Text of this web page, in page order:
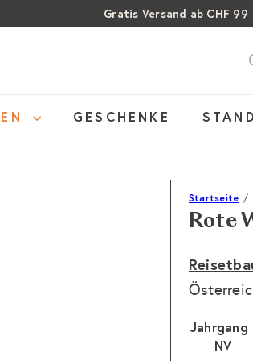
Pause
Gratis Versand ab CHF 99
Über 15% Rabatt auf Sommer
SALE: Bis zu 40% auf letzte
GESCHENKE
Startseite
Rote
Jahrgang
NV